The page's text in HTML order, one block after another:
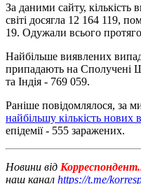
За даними сайту, кількість
світі досягла 12 164 119,
19. Одужали всього
Найбільше виявлених
припадають на Сполучені
та Індія - 769 059.
Раніше повідомлялося, за
найбільшу кількість нових
епідемії - 555 заражених.
Новини від
наш канал https://t.me/